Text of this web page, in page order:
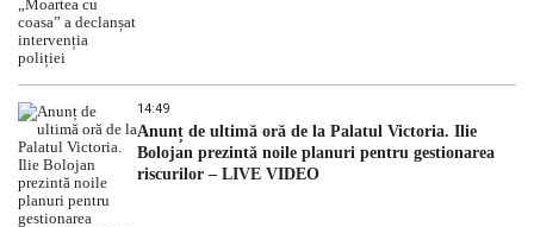
14:49
Anunț de ultimă oră de la Palatul Victoria. Ilie
Bolojan prezintă noile planuri pentru gestionarea
riscurilor – LIVE VIDEO